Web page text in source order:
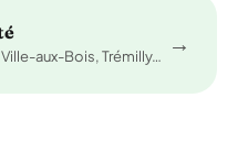
aux-Bois, Trémilly… →